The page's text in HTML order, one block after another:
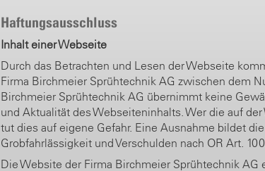
Haftungsausschluss
Inhalt einer Webseite
Durch das Betrachten und Lesen der Webseite
Firma Birchmeier Sprühtechnik AG zwischen dem
Birchmeier Sprühtechnik AG übernimmt keine
und Aktualität des Webseiteninhalts. Wer die auf
tut dies auf eigene Gefahr. Eine Ausnahme bildet
Grobfahrlässigkeit und Verschulden nach OR Art.
Die Website der Firma Birchmeier Sprühtechnik AG